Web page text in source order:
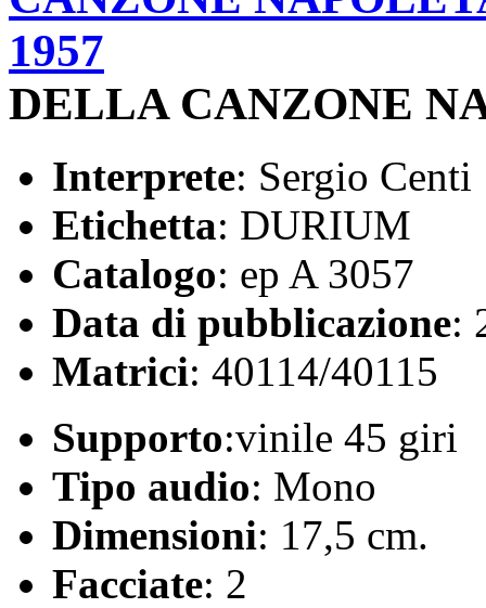
DELLA CANZONE
Interprete: Sergio Centi
Etichetta: DURIUM
Catalogo: ep A 3057
Data di pubblicazione:
Matrici: 40114/40115
Supporto:vinile 45 giri
Tipo audio: Mono
Dimensioni: 17,5 cm.
Facciate: 2